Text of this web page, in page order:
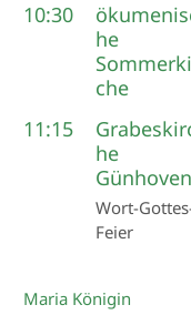
10:30
he
che
11:15
he
Günhoven
Wort-
Feier
Maria Königin